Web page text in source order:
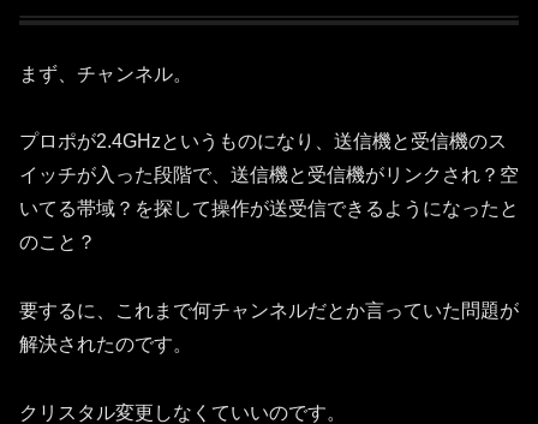
まず、チャンネル。
プロポが2.4GHzというものになり、送信機と受信機のス
イッチが入った段階で、送信機と受信機がリンクされ？空
いてる帯域？を探して操作が送受信できるようになったと
のこと？
要するに、これまで何チャンネルだとか言っていた問題が
解決されたのです。
クリスタル変更しなくていいのです。